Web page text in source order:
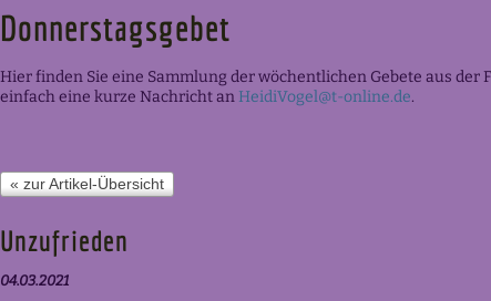
Donnerstagsgebet
Hier finden Sie eine Sammlung der wöchentlichen Gebete aus der
einfach eine kurze Nachricht an HeidiVogel@t-online.de.
« zur Artikel-Übersicht
Unzufrieden
04.03.2021